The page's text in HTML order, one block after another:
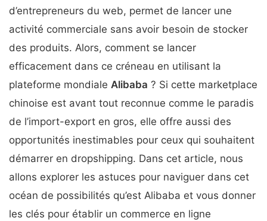
d’entrepreneurs du web, permet de lancer une
activité commerciale sans avoir besoin de stocker
des produits. Alors, comment se lancer
efficacement dans ce créneau en utilisant la
plateforme mondiale Alibaba ? Si cette marketplace
chinoise est avant tout reconnue comme le paradis
de l’import-export en gros, elle offre aussi des
opportunités inestimables pour ceux qui souhaitent
démarrer en dropshipping. Dans cet article, nous
allons explorer les astuces pour naviguer dans cet
océan de possibilités qu’est Alibaba et vous donner
les clés pour établir un commerce en ligne